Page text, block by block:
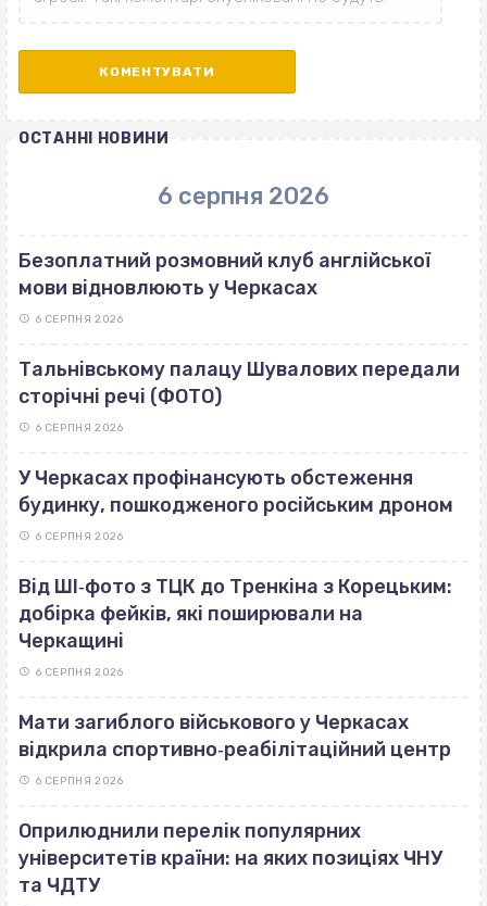
ОСТАННІ НОВИНИ
6 серпня 2026
Безоплатний розмовний клуб англійської
мови відновлюють у Черкасах
6 СЕРПНЯ 2026
Тальнівському палацу Шувалових передали
сторічні речі (ФОТО)
6 СЕРПНЯ 2026
У Черкасах профінансують обстеження
будинку, пошкодженого російським дроном
6 СЕРПНЯ 2026
Від ШІ‐фото з ТЦК до Тренкіна з Корецьким:
добірка фейків, які поширювали на
Черкащині
6 СЕРПНЯ 2026
Мати загиблого військового у Черкасах
відкрила спортивно‐реабілітаційний центр
6 СЕРПНЯ 2026
Оприлюднили перелік популярних
університетів країни: на яких позиціях ЧНУ
та ЧДТУ